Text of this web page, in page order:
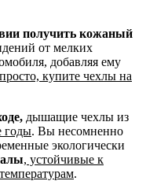
получить кожаный
от мелких
добавляя ему
купите чехлы на
дышащие чехлы из
годы. Вы несомненно
экологически
, устойчивые к
.